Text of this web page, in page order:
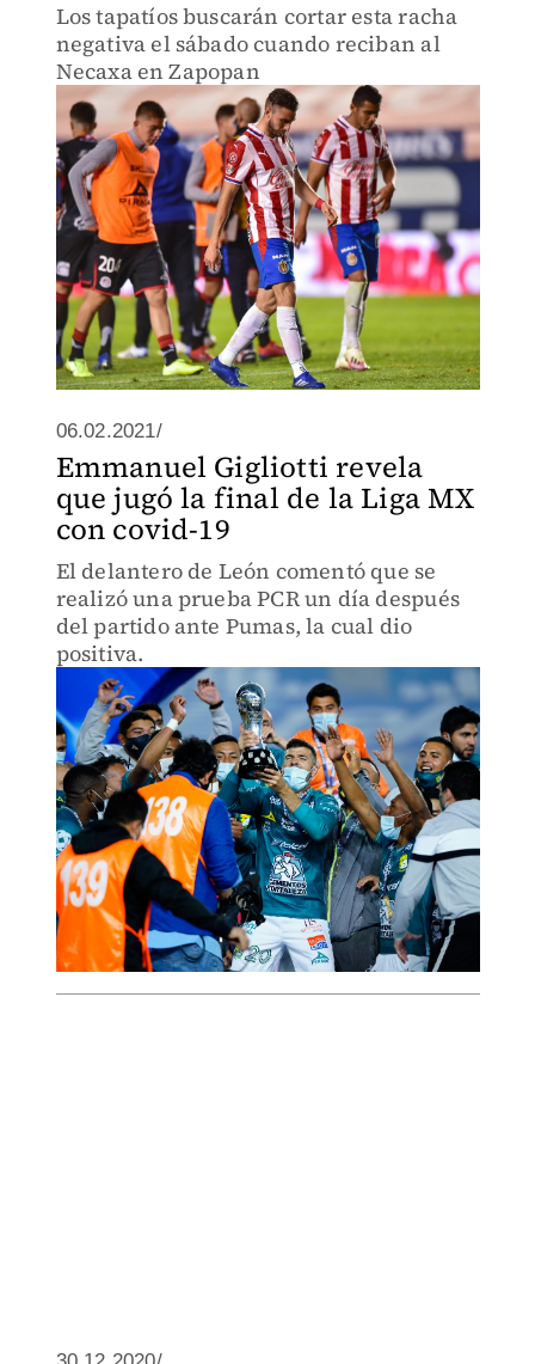
Los tapatíos buscarán cortar esta racha
negativa el sábado cuando reciban al
Necaxa en Zapopan
06.02.2021/
Emmanuel Gigliotti revela
que jugó la final de la Liga MX
con covid-19
El delantero de León comentó que se
realizó una prueba PCR un día después
del partido ante Pumas, la cual dio
positiva.